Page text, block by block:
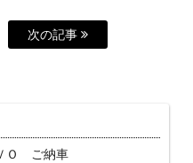
次の記事
Ｏ ご納車